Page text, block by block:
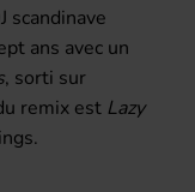
scandinave
ans avec un
, sorti sur
remix est Lazy